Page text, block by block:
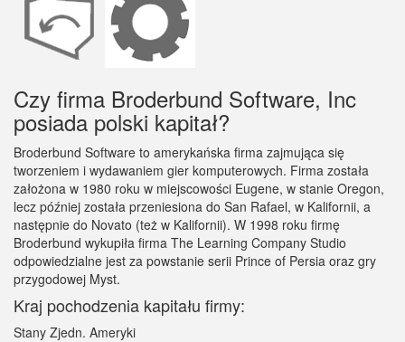
Czy firma Broderbund Software, Inc
posiada polski kapitał?
Broderbund Software to amerykańska firma zajmująca się
tworzeniem i wydawaniem gier komputerowych. Firma została
założona w 1980 roku w miejscowości Eugene, w stanie Oregon,
lecz później została przeniesiona do San Rafael, w Kalifornii, a
następnie do Novato (też w Kalifornii). W 1998 roku firmę
Broderbund wykupiła firma The Learning Company Studio
odpowiedzialne jest za powstanie serii Prince of Persia oraz gry
przygodowej Myst.
Kraj pochodzenia kapitału firmy:
Stany Zjedn. Ameryki